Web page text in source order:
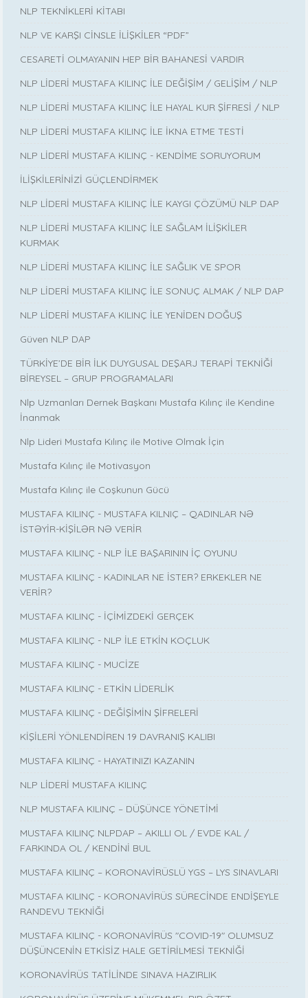
NLP TEKNİKLERİ KİTABI
NLP VE KARŞI CİNSLE İLİŞKİLER “PDF”
CESARETİ OLMAYANIN HEP BİR BAHANESİ VARDIR
NLP LİDERİ MUSTAFA KILINÇ İLE DEĞİŞİM / GELİŞİM / NLP
NLP LİDERİ MUSTAFA KILINÇ İLE HAYAL KUR ŞİFRESİ / NLP
NLP LİDERİ MUSTAFA KILINÇ İLE İKNA ETME TESTİ
NLP LİDERİ MUSTAFA KILINÇ - KENDİME SORUYORUM
İLİŞKİLERİNİZİ GÜÇLENDİRMEK
NLP LİDERİ MUSTAFA KILINÇ İLE KAYGI ÇÖZÜMÜ NLP DAP
NLP LİDERİ MUSTAFA KILINÇ İLE SAĞLAM İLİŞKİLER
KURMAK
NLP LİDERİ MUSTAFA KILINÇ İLE SAĞLIK VE SPOR
NLP LİDERİ MUSTAFA KILINÇ İLE SONUÇ ALMAK / NLP DAP
NLP LİDERİ MUSTAFA KILINÇ İLE YENİDEN DOĞUŞ
Güven NLP DAP
TÜRKİYE’DE BİR İLK DUYGUSAL DEŞARJ TERAPİ TEKNİĞİ
BİREYSEL – GRUP PROGRAMALARI
Nlp Uzmanları Dernek Başkanı Mustafa Kılınç ile Kendine
İnanmak
Nlp Lideri Mustafa Kılınç ile Motive Olmak İçin
Mustafa Kılınç ile Motivasyon
Mustafa Kılınç ile Coşkunun Gücü
MUSTAFA KILINÇ - MUSTAFA KILNIÇ – QADINLAR NƏ
İSTƏYİR-KİŞİLƏR NƏ VERİR
MUSTAFA KILINÇ - NLP İLE BAŞARININ İÇ OYUNU
MUSTAFA KILINÇ - KADINLAR NE İSTER? ERKEKLER NE
VERİR?
MUSTAFA KILINÇ - İÇİMİZDEKİ GERÇEK
MUSTAFA KILINÇ - NLP İLE ETKİN KOÇLUK
MUSTAFA KILINÇ - MUCİZE
MUSTAFA KILINÇ - ETKİN LİDERLİK
MUSTAFA KILINÇ - DEĞİŞİMİN ŞİFRELERİ
KİŞİLERİ YÖNLENDİREN 19 DAVRANIŞ KALIBI
MUSTAFA KILINÇ - HAYATINIZI KAZANIN
NLP LİDERİ MUSTAFA KILINÇ
NLP MUSTAFA KILINÇ – DÜŞÜNCE YÖNETİMİ
MUSTAFA KILINÇ NLPDAP – AKILLI OL / EVDE KAL /
FARKINDA OL / KENDİNİ BUL
MUSTAFA KILINÇ – KORONAVİRÜSLÜ YGS – LYS SINAVLARI
MUSTAFA KILINÇ - KORONAVİRÜS SÜRECİNDE ENDİŞEYLE
RANDEVU TEKNİĞİ
MUSTAFA KILINÇ - KORONAVİRÜS "COVID-19" OLUMSUZ
DÜŞÜNCENİN ETKİSİZ HALE GETİRİLMESİ TEKNİĞİ
KORONAVİRÜS TATİLİNDE SINAVA HAZIRLIK